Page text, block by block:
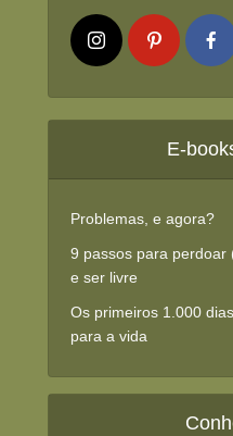
E-
Problemas, e agora?
9 passos para perdoar
e ser livre
Os primeiros 1.000
para a vida